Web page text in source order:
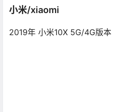
小米/xiaomi
2019年 小米10X 5G/4G版本